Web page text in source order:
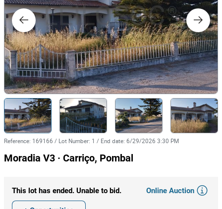
Reference: 169166 / Lot Number: 1 / End date: 6/29/2026 3:30 PM
Moradia V3 · Carriço, Pombal
This lot has ended. Unable to bid. Online Auction